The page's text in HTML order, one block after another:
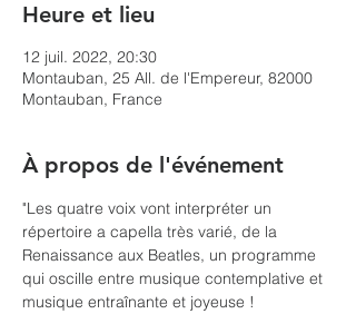
Heure et lieu
12 juil. 2022, 20:30
Montauban, 25 All. de l'Empereur, 82000
Montauban, France
À propos de l'événement
"Les quatre voix vont interpréter un
répertoire a capella très varié, de la
Renaissance aux Beatles, un programme
qui oscille entre musique contemplative et
musique entraînante et joyeuse !